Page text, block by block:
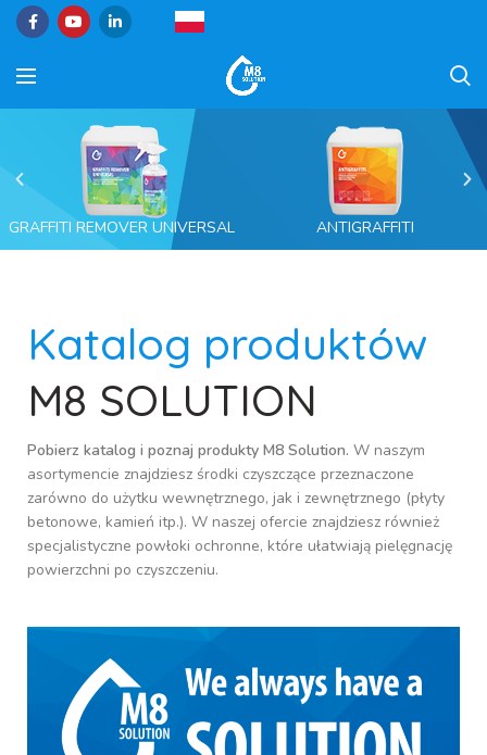
GRAFFITI REMOVER UNIVERSAL ANTIGRAFFITI
Katalog produktów
M8 SOLUTION
Pobierz katalog i poznaj produkty M8 Solution. W naszym
asortymencie znajdziesz środki czyszczące przeznaczone
zarówno do użytku wewnętrznego, jak i zewnętrznego (płyty
betonowe, kamień itp.). W naszej ofercie znajdziesz również
specjalistyczne powłoki ochronne, które ułatwiają pielęgnację
powierzchni po czyszczeniu.